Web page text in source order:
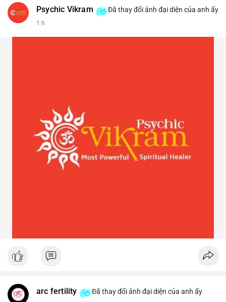
Psychic Vikram Đã thay đổi ảnh đại diện của anh ấy
1 h
arc fertility Đã thay đổi ảnh đại diện của anh ấy